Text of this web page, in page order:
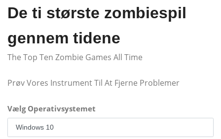
De ti største zombiespil
gennem tidene
The Top Ten Zombie Games All Time
Prøv Vores Instrument Til At Fjerne Problemer
Vælg Operativsystemet